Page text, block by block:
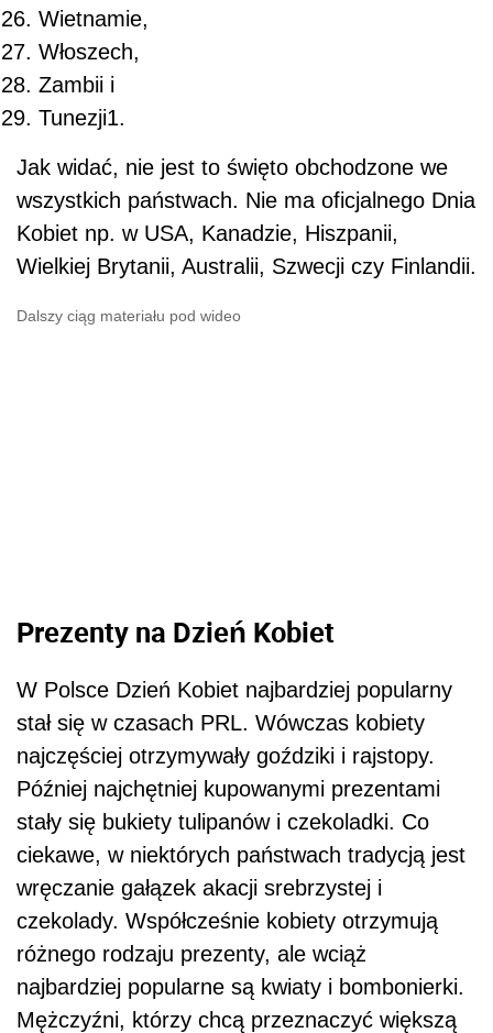
Wietnamie,
Włoszech,
Zambii i
Tunezji1.
Jak widać, nie jest to święto obchodzone we
wszystkich państwach. Nie ma oficjalnego Dnia
Kobiet np. w USA, Kanadzie, Hiszpanii,
Wielkiej Brytanii, Australii, Szwecji czy Finlandii.
Dalszy ciąg materiału pod wideo
Prezenty na Dzień Kobiet
W Polsce Dzień Kobiet najbardziej popularny
stał się w czasach PRL. Wówczas kobiety
najczęściej otrzymywały goździki i rajstopy.
Później najchętniej kupowanymi prezentami
stały się bukiety tulipanów i czekoladki. Co
ciekawe, w niektórych państwach tradycją jest
wręczanie gałązek akacji srebrzystej i
czekolady. Współcześnie kobiety otrzymują
różnego rodzaju prezenty, ale wciąż
najbardziej popularne są kwiaty i bombonierki.
Mężczyźni, którzy chcą przeznaczyć większą